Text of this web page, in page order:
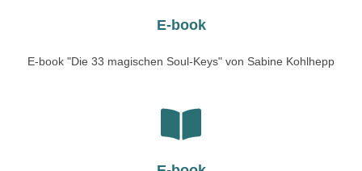
E-book
E-book "Die 33 magischen Soul-Keys" von Sabine Kohlhepp